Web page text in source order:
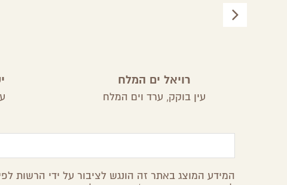
רויאל ים המלח
עין בוקק, ערד וים המלח
המידע המוצג באתר זה הונגש לציבור על ידי הרשות